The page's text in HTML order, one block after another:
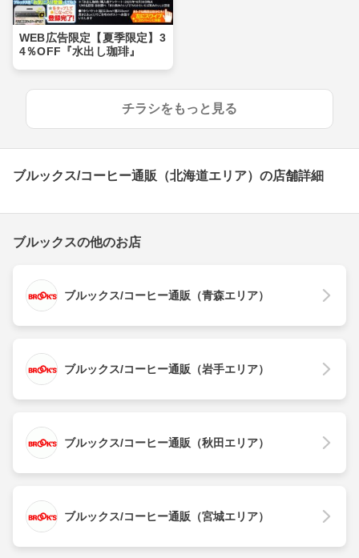
WEB広告限定【夏季限定】3
4％OFF『水出し珈琲』
チラシをもっと見る
ブルックス/コーヒー通販（北海道エリア）の店舗詳細
ブルックスの他のお店
ブルックス/コーヒー通販（青森エリア）
ブルックス/コーヒー通販（岩手エリア）
ブルックス/コーヒー通販（秋田エリア）
ブルックス/コーヒー通販（宮城エリア）